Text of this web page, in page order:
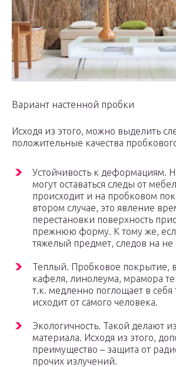
Вариант настенной пробки
Исходя из этого, можно выделить
положительные качества
Устойчивость к деформациям.
могут оставаться следы от
происходит и на пробковом
втором случае, это явление
перестановки поверхность
прежнюю форму. К тому же,
тяжелый предмет, следов на не
Теплый. Пробковое покрытие,
кафеля, линолеума, мрамора
т.к. медленно поглощает в себя
исходит от самого человека.
Экологичность. Такой делают
материала. Исходя из этого,
преимущество – защита от
прочих излучений.